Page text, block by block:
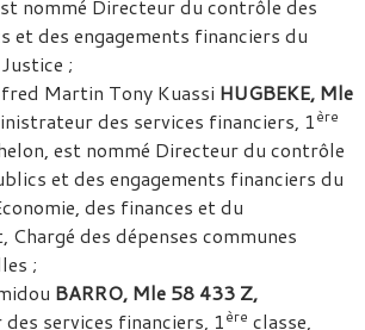
nommé Directeur du contrôle des
et des engagements financiers du
;
Martin Tony Kuassi HUGBEKE, Mle
des services financiers, 1ère
est nommé Directeur du contrôle
et des engagements financiers du
des finances et du
Chargé des dépenses communes
;
BARRO, Mle 58 433 Z,
services financiers, 1ère classe,